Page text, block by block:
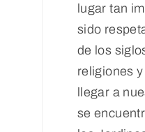
lugar tan
sido
de los
religiones
llegar a
se